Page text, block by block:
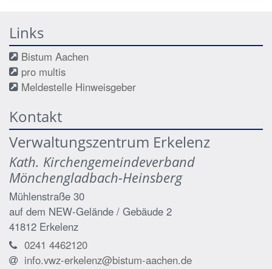
Links
Bistum Aachen
pro multis
Meldestelle Hinweisgeber
Kontakt
Verwaltungszentrum Erkelenz
Kath. Kirchengemeindeverband
Mönchengladbach-Heinsberg
Mühlenstraße 30
auf dem NEW-Gelände / Gebäude 2
41812 Erkelenz
0241 4462120
info.vwz-erkelenz@bistum-aachen.de